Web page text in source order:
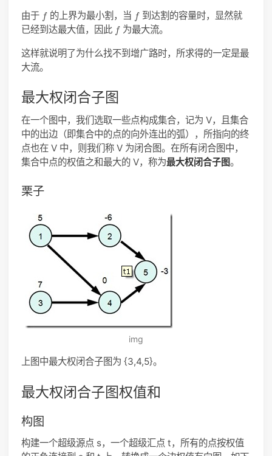
由于 f
f的上界为最小割，当 f
f到达割的容量时，显然就
已经到达最大值，因此 f
f为最大流。
这样就说明了为什么找不到增广路时，所求得的一定是最
大流。
最大权闭合子图
在一个图中，我们选取一些点构成集合，记为 V，且集合
中的出边（即集合中的点的向外连出的弧），所指向的终
点也在 V 中，则我们称 V 为闭合图。在所有闭合图中，
集合中点的权值之和最大的 V，称为最大权闭合子图。
栗子
img
上图中最大权闭合子图为 {3,4,5}。
最大权闭合子图权值和
构图
构建一个超级源点 s，一个超级汇点 t，所有的点按权值